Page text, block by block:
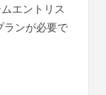
エントリス
ランが必要で